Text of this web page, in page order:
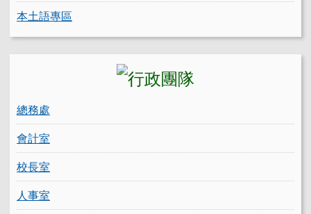
本土語專區
總務處
會計室
校長室
人事室